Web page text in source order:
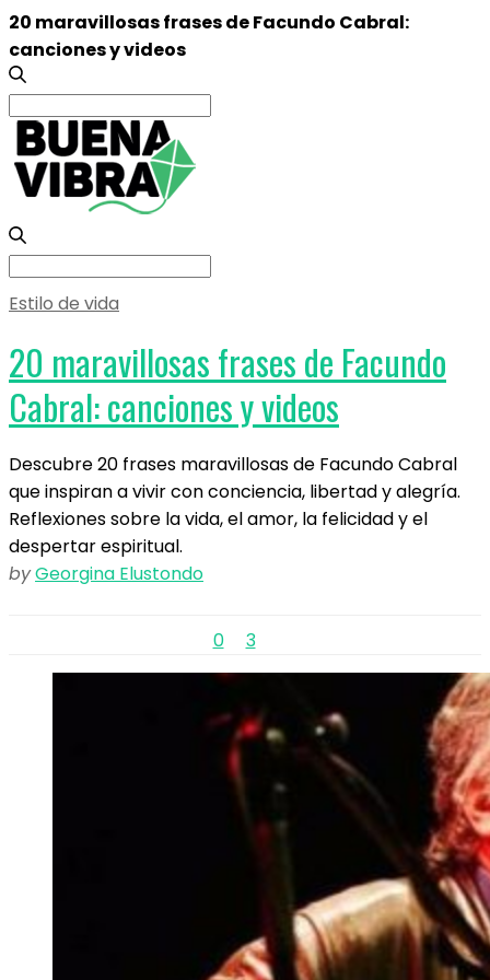
20 maravillosas frases de Facundo Cabral:
canciones y videos
Search
for:
Search
Estilo de vida
20 maravillosas frases de Facundo
Cabral: canciones y videos
Descubre 20 frases maravillosas de Facundo Cabral
que inspiran a vivir con conciencia, libertad y alegría.
Reflexiones sobre la vida, el amor, la felicidad y el
despertar espiritual.
byGeorgina Elustondo
0 3